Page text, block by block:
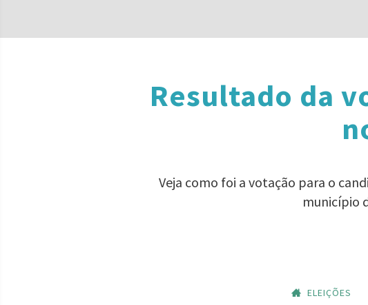
Resultado da
Veja como foi a votação para o
município
ELEIÇÕES